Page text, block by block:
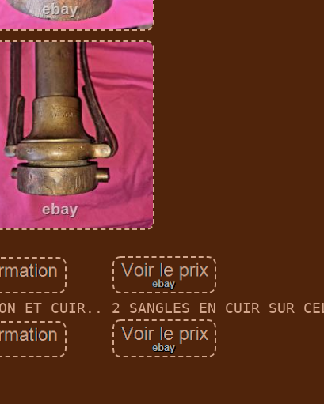
ET CUIR.. 2 SANGLES EN CUIR SUR